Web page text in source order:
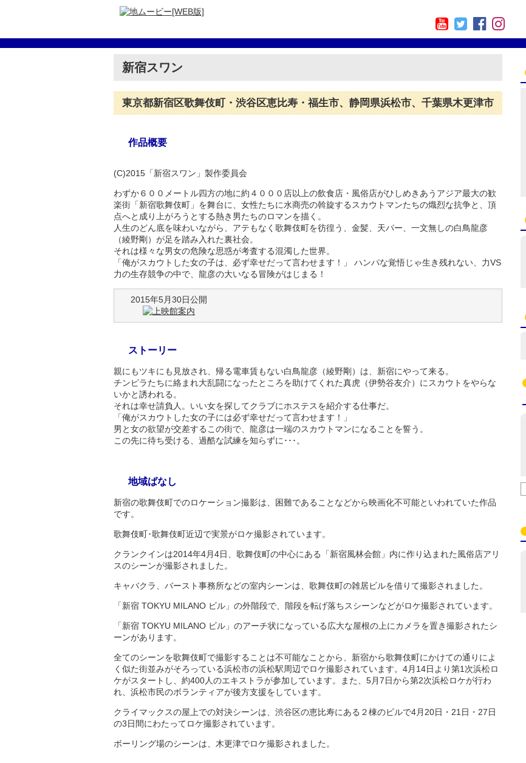
新宿スワン
東京都新宿区歌舞伎町・渋谷区恵比寿・福生市、静岡県浜松市、千葉県木更津市
作品概要
(C)2015「新宿スワン」製作委員会
わずか６００メートル四方の地に約４０００店以上の飲食店・風俗店がひしめきあうアジア最大の歓
楽街「新宿歌舞伎町」を舞台に、女性たちに水商売の斡旋するスカウトマンたちの熾烈な抗争と、頂
点へと成り上がろうとする熱き男たちのロマンを描く。
人生のどん底を味わいながら、アテもなく歌舞伎町を彷徨う、金髪、天パー、一文無しの白鳥龍彦
（綾野剛）が足を踏み入れた裏社会。
それは様々な男女の危険な思惑が考査する混濁した世界。
「俺がスカウトした女の子は、必ず幸せだって言わせます！」 ハンパな覚悟じゃ生き残れない、力VS
力の生存競争の中で、龍彦の大いなる冒険がはじまる！
2015年5月30日公開
ストーリー
親にもツキにも見放され、帰る電車賃もない白鳥龍彦（綾野剛）は、新宿にやって来る。
チンピラたちに絡まれ大乱闘になったところを助けてくれた真虎（伊勢谷友介）にスカウトをやらな
いかと誘われる。
それは幸せ請負人。いい女を探してクラブにホステスを紹介する仕事だ。
「俺がスカウトした女の子には必ず幸せだって言わせます！」
男と女の欲望が交差するこの街で、龍彦は一端のスカウトマンになることを誓う。
この先に待ち受ける、過酷な試練を知らずに･･･。
地域ばなし
新宿の歌舞伎町でのロケーション撮影は、困難であることなどから映画化不可能といわれていた作品
です。
歌舞伎町･歌舞伎町近辺で実景がロケ撮影されています。
クランクインは2014年4月4日、歌舞伎町の中心にある「新宿風林会館」内に作り込まれた風俗店アリ
スのシーンが撮影されました。
キャバクラ、バースト事務所などの室内シーンは、歌舞伎町の雑居ビルを借りて撮影されました。
「新宿 TOKYU MILANO ビル」の外階段で、階段を転げ落ちスシーンなどがロケ撮影されています。
「新宿 TOKYU MILANO ビル」のアーチ状になっている広大な屋根の上にカメラを置き撮影されたシ
ーンがあります。
全てのシーンを歌舞伎町で撮影することは不可能なことから、新宿から歌舞伎町にかけての通りによ
く似た街並みがそろっている浜松市の浜松駅周辺でロケ撮影されています。4月14日より第1次浜松ロ
ケがスタートし、約400人のエキストラが参加しています。また、5月7日から第2次浜松ロケが行わ
れ、浜松市民のボランティアが後方支援をしています。
クライマックスの屋上での対決シーンは、渋谷区の恵比寿にある２棟のビルで4月20日・21日・27日
の3日間にわたってロケ撮影されています。
ボーリング場のシーンは、木更津でロケ撮影されました。